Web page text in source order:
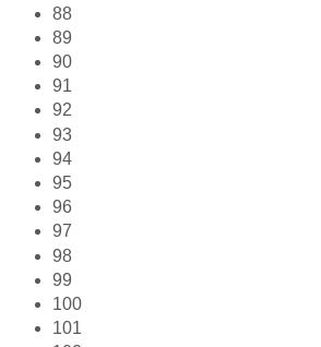
88
89
90
91
92
93
94
95
96
97
98
99
100
101